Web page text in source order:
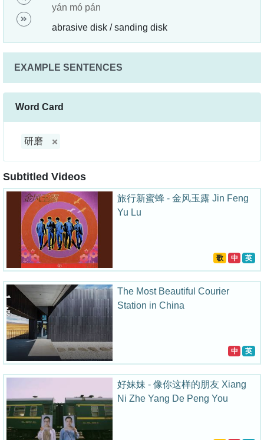
yán mó pán
abrasive disk / sanding disk
EXAMPLE SENTENCES
Word Card
研磨
Subtitled Videos
旅行新蜜蜂 - 金风玉露 Jin Feng
Yu Lu
歌 中 英
The Most Beautiful Courier
Station in China
中 英
好妹妹 - 像你这样的朋友 Xiang
Ni Zhe Yang De Peng You